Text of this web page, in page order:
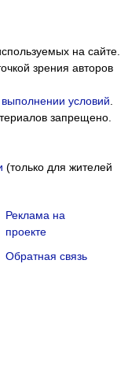
на сайте.
зрения авторов
условий
запрещено.
(только для жителей
Реклама на
проекте
Обратная связь